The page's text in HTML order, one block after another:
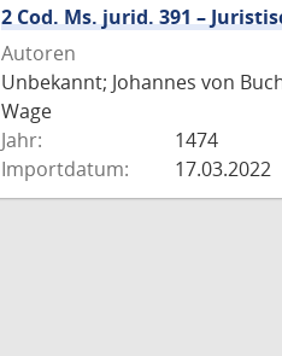
2 Cod. Ms. jurid. 391 –
Autoren
Unbekannt; Johannes von
Wage
Jahr:
1474
Importdatum:
17.03.2022